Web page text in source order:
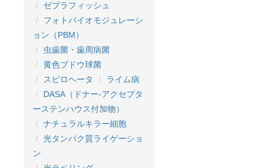
ゼブラフィッシュ
フォトバイオモジュレーシ
ョン（PBM）
虫歯菌・歯周病菌
黄色ブドウ球菌
スピロヘータ
ライム病
DASA（ドナー-アクセプタ
ーステンハウス付加物）
ナチュラルキラー細胞
光タンパク質ライゲーショ
ン